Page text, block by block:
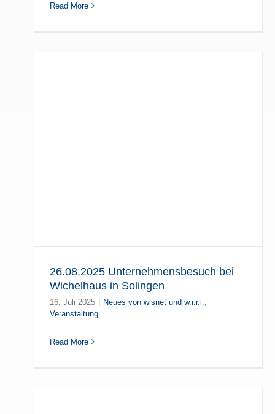
Read More
26.08.2025 Unternehmensbesuch bei
Wichelhaus in Solingen
16. Juli 2025 | Neues von wisnet und w.i.r.i.
Veranstaltung
Read More